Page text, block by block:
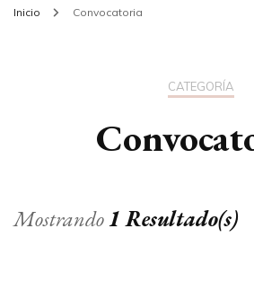
Inicio Convocatoria
CATEGORÍA
Mostrando1 Resultado(s)